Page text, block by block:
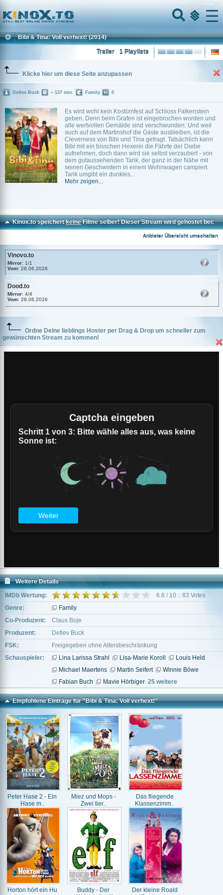
Home
Menu
Bibi & Tina: Voll verhext! (2014)
1 Playlists
Trailer
Klicke hier um diese Seite anzupassen
Es wird wohl kein Kostümfest auf Schloss Falkenstein
geben. Denn beim Grafen ist eingebrochen worden und
alle wertvollen Gemälde sind verschwunden. Und weil
auch auf dem Martinshof die Gäste ausbleiben, ist die
Cleverness von Bibi und Tina gefragt. Tatsächlich kann
Bibi mit ein bisschen Hexerei die Fährte der Diebe
aufnehmen, doch dann wird sie selbst verzaubert - von
dem gutaussehenden Tarik, der ganz in der Nähe mit
seinen Geschwistern in einem Wohnwagen campiert.
Tarik umgibt ein dunkles...
Mehr zeigen...
Detlev Buck ~ 137 min. Family 0
Kinox.to speichertkeineFilme selber! Dieser Stream wird gehostet bei:
Anbieter Übersicht umschalten
Vinovo.to
Mirror: 1/1
Vom: 28.06.2026
Dood.to
Mirror: 4/4
Vom: 28.06.2026
Ordne Deine lieblings Hoster per Drag & Drop um schneller zum
gewünschten Stream zu kommen!
Weitere Details
IMDb Wertung:
6.6 / 10 :: 83 Votes
Genre:
Family
Co-Produzent:
Claus Boje
Produzent:
Detlev Buck
FSK:
Freigegeben ohne Altersbeschränkung
Schauspieler:
Lina Larissa Strahl Lisa-Marie Koroll
Louis Held
Michael Maertens
Martin Seifert
Winnie Böwe
Fabian Buch
Mavie Hörbiger 25 weitere
Empfohlene Einträge für "Bibi & Tina: Voll verhext!"
Peter Hase 2 - Ein
Hase m..
Miez und Mops -
Zwei tier..
Das fliegende
Klassenzimm..
Horton hört ein Hu
Buddy - Der
Der kleine Roald